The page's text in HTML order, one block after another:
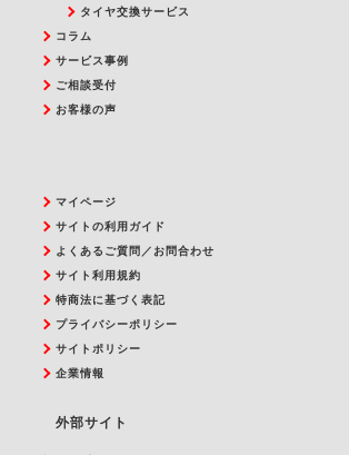
タイヤ交換サービス
コラム
サービス事例
ご相談受付
お客様の声
マイページ
サイトの利用ガイド
よくあるご質問／お問合わせ
サイト利用規約
特商法に基づく表記
プライバシーポリシー
サイトポリシー
企業情報
外部サイト